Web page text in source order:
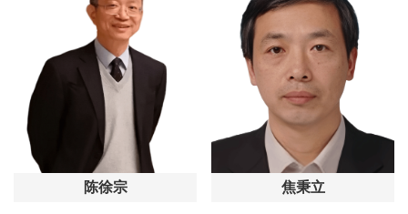
陈徐宗 焦秉立